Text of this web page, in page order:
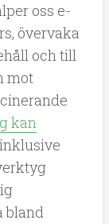
oss e-
övervaka
och till
mot
kan
bland